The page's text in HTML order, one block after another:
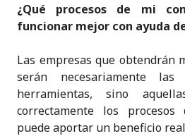
¿Qué procesos de mi
funcionar mejor con ayuda
Las empresas que obtendrán
serán necesariamente
herramientas, sino
correctamente los
puede aportar un beneficio